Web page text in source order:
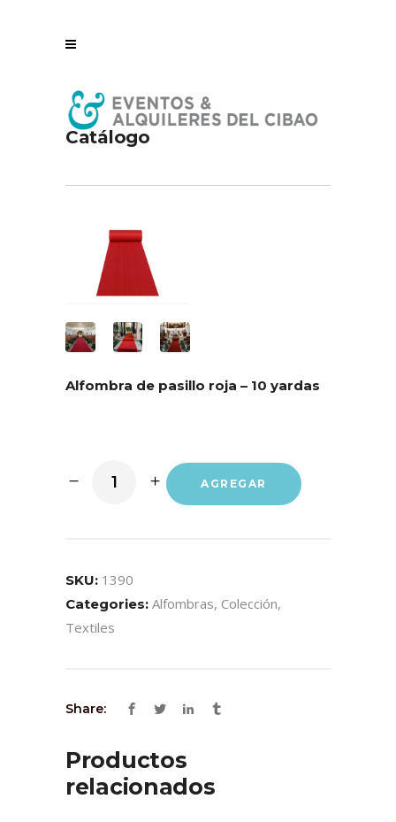
Catálogo
Alfombra de pasillo roja – 10 yardas
AGREGAR
SKU: 1390
Categories: Alfombras, Colección,
Textiles
Share:
Productos
relacionados